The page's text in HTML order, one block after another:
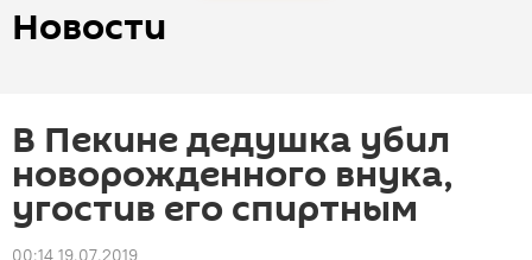
Новости
В Пекине дедушка убил
новорожденного внука,
угостив его спиртным
00:14 19.07.2019